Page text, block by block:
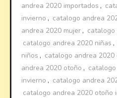
andrea 2020 importados ,
invierno , catalogo andrea
andrea 2020 mujer , catalogo
catalogo andrea 2020 niñas ,
niños , catalogo andrea 2020
andrea 2020 otoño ,
invierno , catalogo andrea
catalogo andrea 2020 otoño